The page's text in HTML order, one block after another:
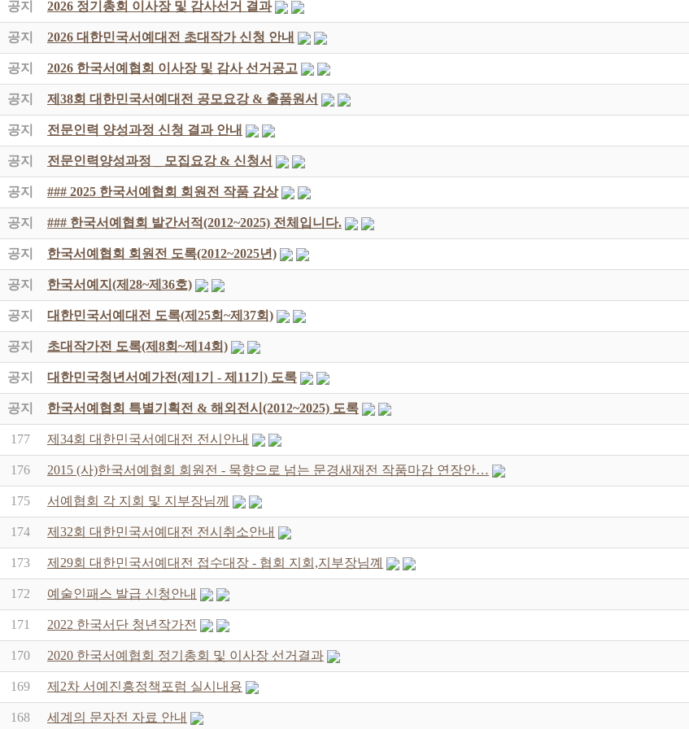
공지 2026 정기총회 이사장 및 감사선거 결과
공지 2026 대한민국서예대전 초대작가 신청 안내
공지 2026 한국서예협회 이사장 및 감사 선거공고
공지 제38회 대한민국서예대전 공모요강 & 출품원서
공지 전문인력 양성과정 신청 결과 안내
공지 전문인력양성과정 _ 모집요강 & 신청서
공지 ### 2025 한국서예협회 회원전 작품 감상
공지 ### 한국서예협회 발간서적(2012~2025) 전체입니다.
공지 한국서예협회 회원전 도록(2012~2025년)
공지 한국서예지(제28~제36호)
공지 대한민국서예대전 도록(제25회~제37회)
공지 초대작가전 도록(제8회~제14회)
공지 대한민국청년서예가전(제1기 - 제11기) 도록
공지 한국서예협회 특별기획전 & 해외전시(2012~2025) 도록
177 제34회 대한민국서예대전 전시안내
176 2015 (사)한국서예협회 회원전 - 묵향으로 넘는 문경새재전 작품마감 연장안…
175 서예협회 각 지회 및 지부장님께
174 제32회 대한민국서예대전 전시취소안내
173 제29회 대한민국서예대전 접수대장 - 협회 지회,지부장님꼐
172 예술인패스 발급 신청안내
171 2022 한국서단 청년작가전
170 2020 한국서예협회 정기총회 및 이사장 선거결과
169 제2차 서예진흥정책포럼 실시내용
168 세계의 문자전 자료 안내